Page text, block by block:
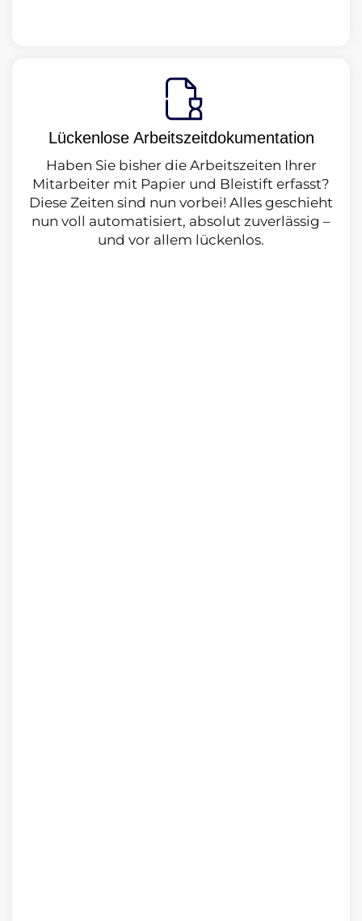
Lückenlose Arbeitszeitdokumentation
Haben Sie bisher die Arbeitszeiten Ihrer
Mitarbeiter mit Papier und Bleistift er­fasst?
Diese Zeiten sind nun vorbei! Alles geschieht
nun voll automatisiert, ab­solut zuverlässig –
und vor allem lückenlos.